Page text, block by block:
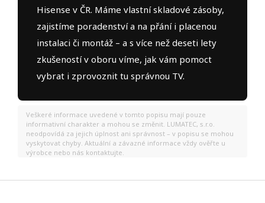
Hisense v ČR. Máme vlastní skladové zásoby,
zajistíme poradenství a na přání i placenou
instalaci či montáž – a s více než deseti lety
zkušeností v oboru víme, jak vám pomoct
vybrat i zprovoznit tu správnou TV.
Veškeré informace uvedené v tomto popisu mají pouze
informativní charakter a mohou se změnit. LUMATEC, s.r.o.
neodpovídá za jejich úplnost ani správnost – v popisu se mohou
vyskytovat chyby. Aktuální a závazné informace vždy ověřte u
výrobce nebo nás kontaktujte.
Z